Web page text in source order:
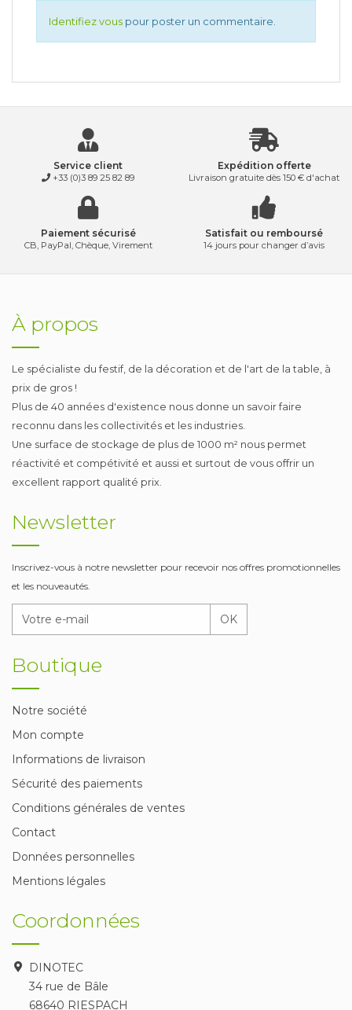
Identifiez vous pour poster un commentaire.
Service client
+33 (0)3 89 25 82 89
Expédition offerte
Livraison gratuite dès 150 € d'achat
Paiement sécurisé
CB, PayPal, Chèque, Virement
Satisfait ou remboursé
14 jours pour changer d’avis
À propos
Le spécialiste du festif, de la décoration et de l'art de la table, à
prix de gros !
Plus de 40 années d'existence nous donne un savoir faire
reconnu dans les collectivités et les industries.
Une surface de stockage de plus de 1000 m² nous permet
réactivité et compétivité et aussi et surtout de vous offrir un
excellent rapport qualité prix.
Newsletter
Inscrivez-vous à notre newsletter pour recevoir nos offres promotionnelles
et les nouveautés.
OK
Boutique
Notre société
Mon compte
Informations de livraison
Sécurité des paiements
Conditions générales de ventes
Contact
Données personnelles
Mentions légales
Coordonnées
DINOTEC
34 rue de Bâle
68640 RIESPACH